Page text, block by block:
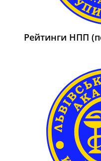
Рейтинги НПП